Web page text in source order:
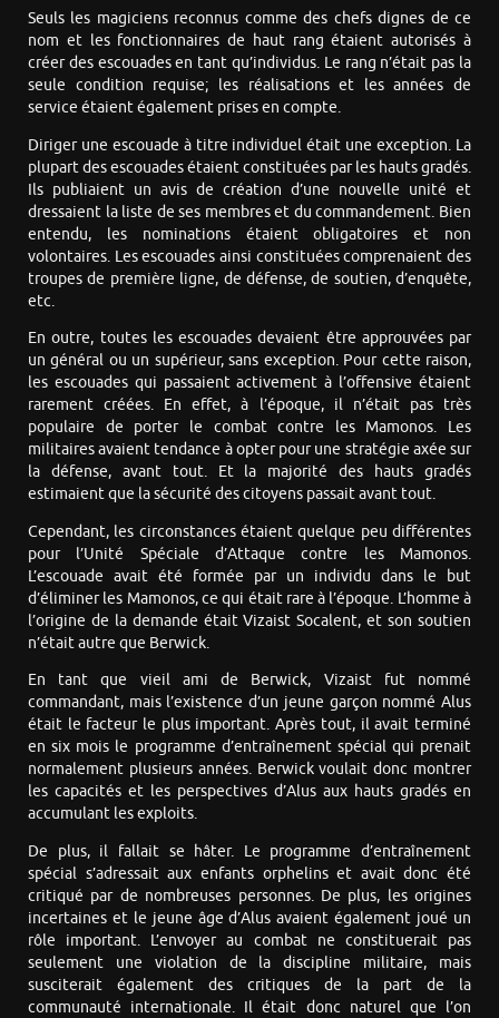
Seuls les magiciens reconnus comme des chefs dignes de ce
nom et les fonctionnaires de haut rang étaient autorisés à
créer des escouades en tant qu’individus. Le rang n’était pas la
seule condition requise; les réalisations et les années de
service étaient également prises en compte.
Diriger une escouade à titre individuel était une exception. La
plupart des escouades étaient constituées par les hauts gradés.
Ils publiaient un avis de création d’une nouvelle unité et
dressaient la liste de ses membres et du commandement. Bien
entendu, les nominations étaient obligatoires et non
volontaires. Les escouades ainsi constituées comprenaient des
troupes de première ligne, de défense, de soutien, d’enquête,
etc.
En outre, toutes les escouades devaient être approuvées par
un général ou un supérieur, sans exception. Pour cette raison,
les escouades qui passaient activement à l’offensive étaient
rarement créées. En effet, à l’époque, il n’était pas très
populaire de porter le combat contre les Mamonos. Les
militaires avaient tendance à opter pour une stratégie axée sur
la défense, avant tout. Et la majorité des hauts gradés
estimaient que la sécurité des citoyens passait avant tout.
Cependant, les circonstances étaient quelque peu différentes
pour l’Unité Spéciale d’Attaque contre les Mamonos.
L’escouade avait été formée par un individu dans le but
d’éliminer les Mamonos, ce qui était rare à l’époque. L’homme à
l’origine de la demande était Vizaist Socalent, et son soutien
n’était autre que Berwick.
En tant que vieil ami de Berwick, Vizaist fut nommé
commandant, mais l’existence d’un jeune garçon nommé Alus
était le facteur le plus important. Après tout, il avait terminé
en six mois le programme d’entraînement spécial qui prenait
normalement plusieurs années. Berwick voulait donc montrer
les capacités et les perspectives d’Alus aux hauts gradés en
accumulant les exploits.
De plus, il fallait se hâter. Le programme d’entraînement
spécial s’adressait aux enfants orphelins et avait donc été
critiqué par de nombreuses personnes. De plus, les origines
incertaines et le jeune âge d’Alus avaient également joué un
rôle important. L’envoyer au combat ne constituerait pas
seulement une violation de la discipline militaire, mais
susciterait également des critiques de la part de la
communauté internationale. Il était donc naturel que l’on